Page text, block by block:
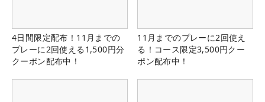
4日間限定配布！11月までの
プレーに2回使える1,500円分
クーポン配布中！
11月までのプレーに2回使え
る！コース限定3,500円クー
ポン配布中！